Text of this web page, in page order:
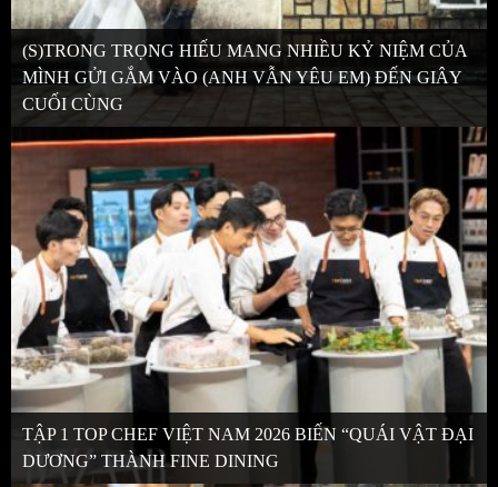
(S)TRONG TRỌNG HIẾU MANG NHIỀU KỶ NIỆM CỦA
MÌNH GỬI GẮM VÀO (ANH VẪN YÊU EM) ĐẾN GIÂY
CUỐI CÙNG
TẬP 1 TOP CHEF VIỆT NAM 2026 BIẾN “QUÁI VẬT ĐẠI
DƯƠNG” THÀNH FINE DINING